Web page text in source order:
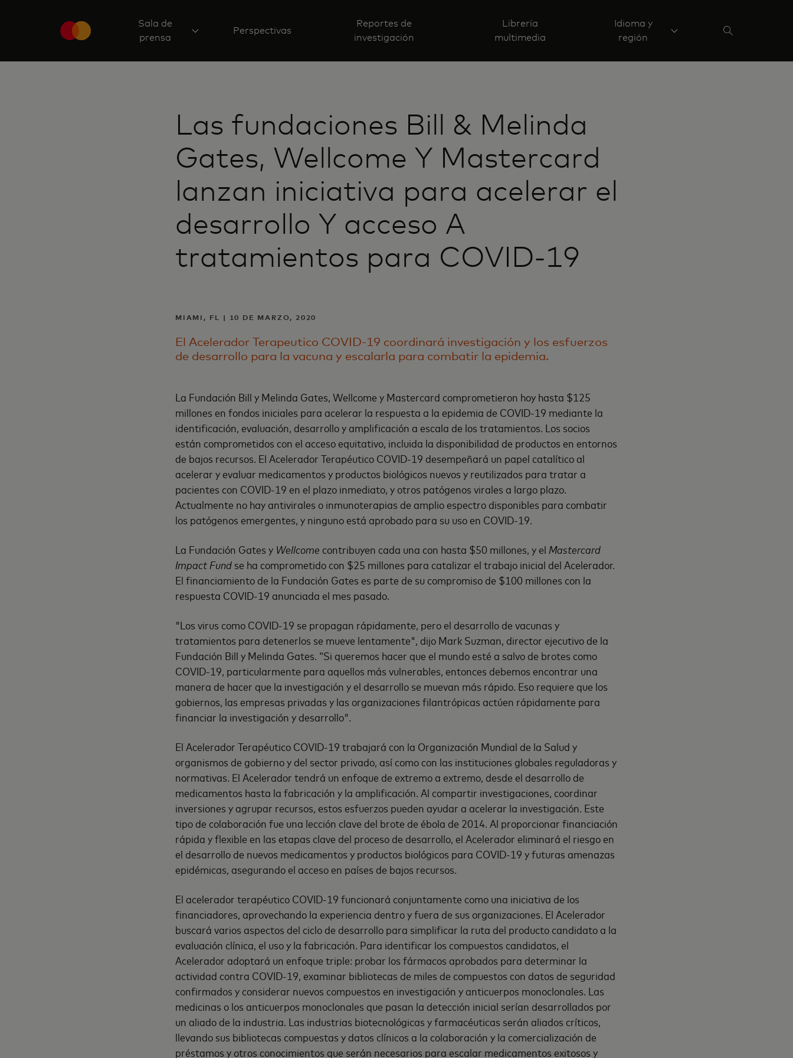
Sala de
prensa
Perspectivas
Reportes de
investigación
Librería
multimedia
Idioma y
región
Las fundaciones Bill & Melinda
Gates, Wellcome Y Mastercard
lanzan iniciativa para acelerar el
desarrollo Y acceso A
tratamientos para COVID-19
MIAMI, FL | 10 DE MARZO, 2020
El Acelerador Terapeutico COVID-19 coordinará investigación y los esfuerzos
de desarrollo para la vacuna y escalarla para combatir la epidemia.
La Fundación Bill y Melinda Gates, Wellcome y Mastercard comprometieron hoy hasta $125
millones en fondos iniciales para acelerar la respuesta a la epidemia de COVID-19 mediante la
identificación, evaluación, desarrollo y amplificación a escala de los tratamientos. Los socios
están comprometidos con el acceso equitativo, incluida la disponibilidad de productos en entornos
de bajos recursos. El Acelerador Terapéutico COVID-19 desempeñará un papel catalítico al
acelerar y evaluar medicamentos y productos biológicos nuevos y reutilizados para tratar a
pacientes con COVID-19 en el plazo inmediato, y otros patógenos virales a largo plazo.
Actualmente no hay antivirales o inmunoterapias de amplio espectro disponibles para combatir
los patógenos emergentes, y ninguno está aprobado para su uso en COVID-19.
La Fundación Gates y Wellcome contribuyen cada una con hasta $50 millones, y el Mastercard
Impact Fund se ha comprometido con $25 millones para catalizar el trabajo inicial del Acelerador.
El financiamiento de la Fundación Gates es parte de su compromiso de $100 millones con la
respuesta COVID-19 anunciada el mes pasado.
"Los virus como COVID-19 se propagan rápidamente, pero el desarrollo de vacunas y
tratamientos para detenerlos se mueve lentamente", dijo Mark Suzman, director ejecutivo de la
Fundación Bill y Melinda Gates. “Si queremos hacer que el mundo esté a salvo de brotes como
COVID-19, particularmente para aquellos más vulnerables, entonces debemos encontrar una
manera de hacer que la investigación y el desarrollo se muevan más rápido. Eso requiere que los
gobiernos, las empresas privadas y las organizaciones filantrópicas actúen rápidamente para
financiar la investigación y desarrollo".
El Acelerador Terapéutico COVID-19 trabajará con la Organización Mundial de la Salud y
organismos de gobierno y del sector privado, así como con las instituciones globales reguladoras y
normativas. El Acelerador tendrá un enfoque de extremo a extremo, desde el desarrollo de
medicamentos hasta la fabricación y la amplificación. Al compartir investigaciones, coordinar
inversiones y agrupar recursos, estos esfuerzos pueden ayudar a acelerar la investigación. Este
tipo de colaboración fue una lección clave del brote de ébola de 2014. Al proporcionar financiación
rápida y flexible en las etapas clave del proceso de desarrollo, el Acelerador eliminará el riesgo en
el desarrollo de nuevos medicamentos y productos biológicos para COVID-19 y futuras amenazas
epidémicas, asegurando el acceso en países de bajos recursos.
El acelerador terapéutico COVID-19 funcionará conjuntamente como una iniciativa de los
financiadores, aprovechando la experiencia dentro y fuera de sus organizaciones. El Acelerador
buscará varios aspectos del ciclo de desarrollo para simplificar la ruta del producto candidato a la
evaluación clínica, el uso y la fabricación. Para identificar los compuestos candidatos, el
Acelerador adoptará un enfoque triple: probar los fármacos aprobados para determinar la
actividad contra COVID-19, examinar bibliotecas de miles de compuestos con datos de seguridad
confirmados y considerar nuevos compuestos en investigación y anticuerpos monoclonales. Las
medicinas o los anticuerpos monoclonales que pasan la detección inicial serían desarrollados por
un aliado de la industria. Las industrias biotecnológicas y farmacéuticas serán aliados críticos,
llevando sus bibliotecas compuestas y datos clínicos a la colaboración y la comercialización de
préstamos y otros conocimientos que serán necesarios para escalar medicamentos exitosos y